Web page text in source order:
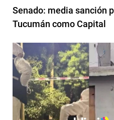
Senado: media sanción
Tucumán como Capital